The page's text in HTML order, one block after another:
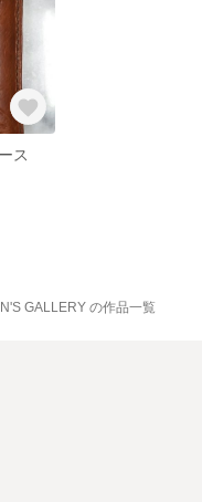
ス
GALLERY の作品一覧